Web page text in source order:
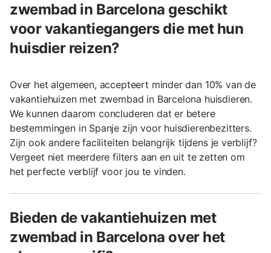
zwembad in Barcelona geschikt
voor vakantiegangers die met hun
huisdier reizen?
Over het algemeen, accepteert minder dan 10% van de
vakantiehuizen met zwembad in Barcelona huisdieren.
We kunnen daarom concluderen dat er betere
bestemmingen in Spanje zijn voor huisdierenbezitters.
Zijn ook andere faciliteiten belangrijk tijdens je verblijf?
Vergeet niet meerdere filters aan en uit te zetten om
het perfecte verblijf voor jou te vinden.
Bieden de vakantiehuizen met
zwembad in Barcelona over het